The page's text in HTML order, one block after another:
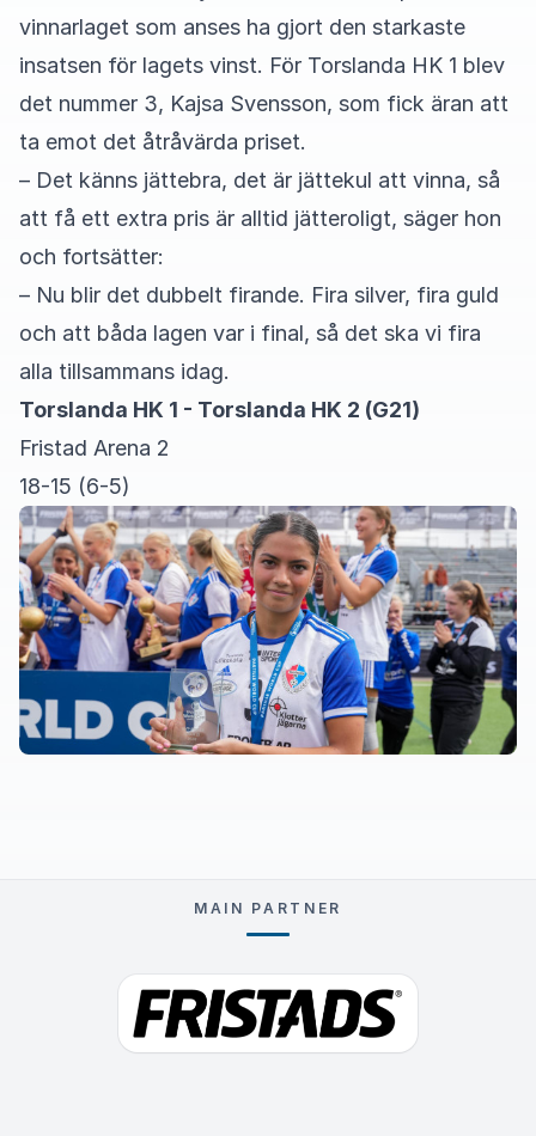
vinnarlaget som anses ha gjort den starkaste
insatsen för lagets vinst. För Torslanda HK 1 blev
det nummer 3, Kajsa Svensson, som fick äran att
ta emot det åtråvärda priset.
– Det känns jättebra, det är jättekul att vinna, så
att få ett extra pris är alltid jätteroligt, säger hon
och fortsätter:
– Nu blir det dubbelt firande. Fira silver, fira guld
och att båda lagen var i final, så det ska vi fira
alla tillsammans idag.
Torslanda HK 1 - Torslanda HK 2 (G21)
Fristad Arena 2
18-15 (6-5)
MAIN PARTNER